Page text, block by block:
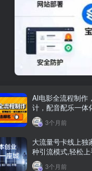
AI电影全流程制作
计，配音配乐一体
3个月前
大流量号卡线上独
种引流模式,轻松
3个月前